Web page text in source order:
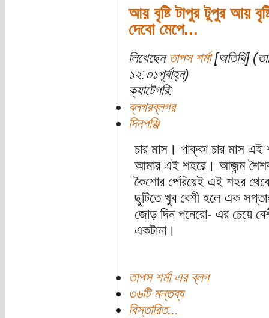
আয় বৃষ্টি টাপুর টুপুর আয়
দেবো মেপে...
লিখেছেন তাপস শর্মা[অতিথি]
১২:৩১পূর্বাহ্ন)
ক্যাটেগরি:
ব্লগরব্লগর
দিনপঞ্জি
চার মাস। পাক্কা চার মাস
আমার এই শহরে। আজন্ম
কৈশোর পেরিয়েই এই শহর
ছুটিতে খুব বেশী হলে এক
জোড় দিন পনেরো- এর চেয়ে
একটানা।
তাপস শর্মা এর ব্লগ
৩৬টি মন্তব্য
বিস্তারিত...